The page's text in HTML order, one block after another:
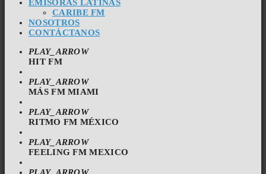
EMISORAS LATINAS
CARIBE FM
NOSOTROS
CONTÁCTANOS
PLAY_ARROW
HIT FM
PLAY_ARROW
MÁS FM MIAMI
PLAY_ARROW
RITMO FM MÉXICO
PLAY_ARROW
FEELING FM MEXICO